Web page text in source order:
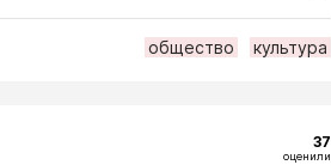
общество культура
37
оценили